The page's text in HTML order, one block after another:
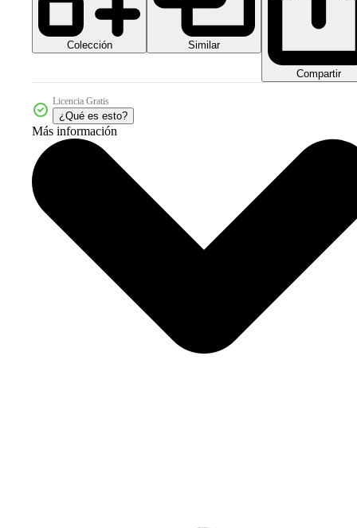
Colección Similar
Compartir
Licencia Gratis
¿Qué es esto?
Más información